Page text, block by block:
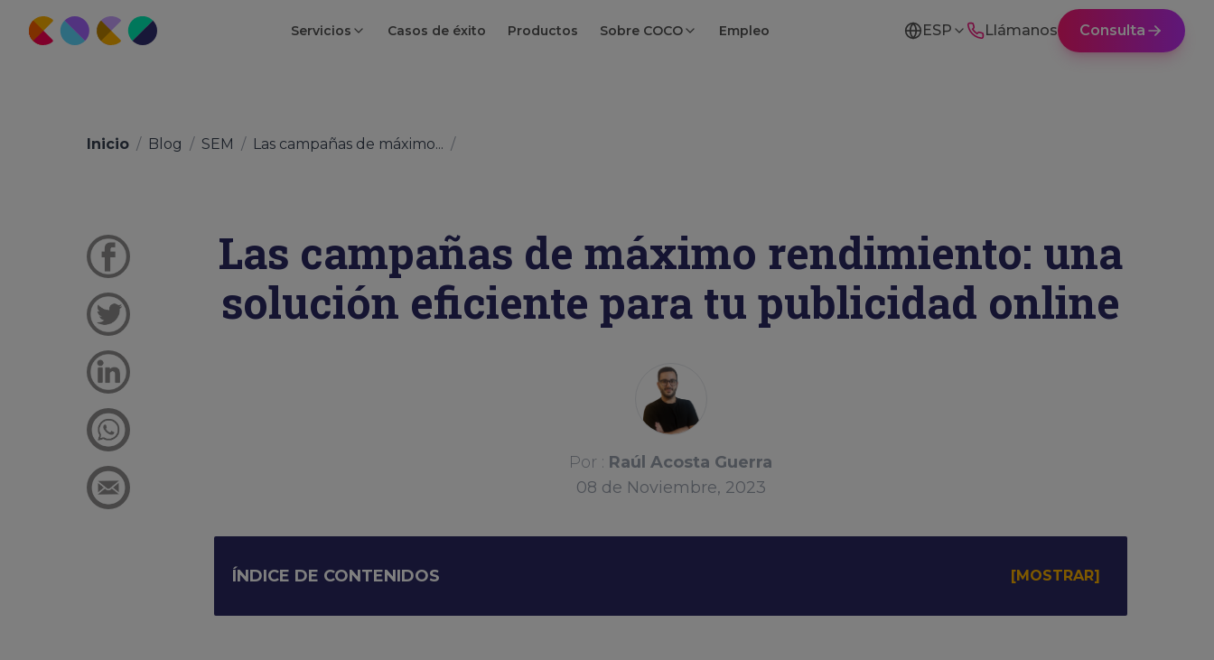
Servicios Casos de éxito Productos Sobre COCO Empleo ESP Llámanos Consulta
Inicio / Blog / SEM / Las campañas de máximo... /
Las campañas de máximo rendimiento: una
solución eficiente para tu publicidad online
Por : Raúl Acosta Guerra
08 de Noviembre, 2023
ÍNDICE DE CONTENIDOS